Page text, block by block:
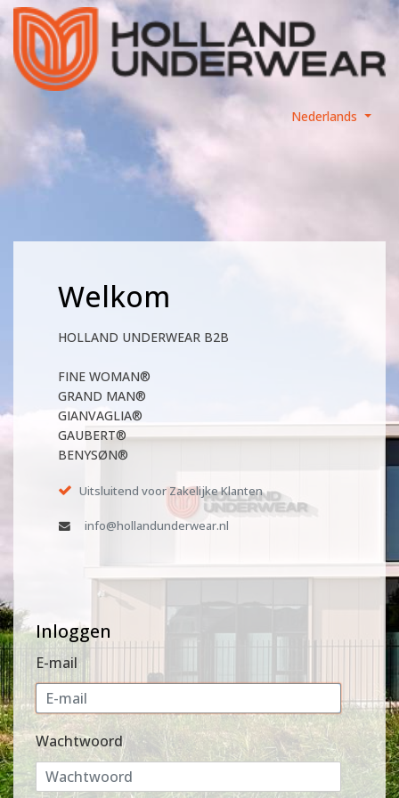
Nederlands
Welkom
HOLLAND UNDERWEAR B2B
FINE WOMAN®
GRAND MAN®
GIANVAGLIA®
GAUBERT®
BENYSØN®
Uitsluitend voor Zakelijke Klanten
info@hollandunderwear.nl
Inloggen
E-mail
Wachtwoord